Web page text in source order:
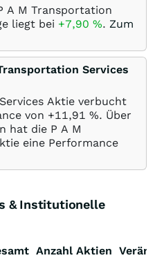
A M Transportation
liegt bei +7,90 %. Zum
Services
Aktie verbucht
von +11,91 %. Über
hat die P A M
eine Performance
& Institutionelle
Anzahl Aktien